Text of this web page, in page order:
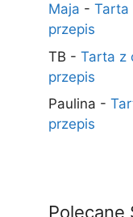
Maja - Tarta
przepis
TB - Tarta z
przepis
Paulina -
przepis
Polecane